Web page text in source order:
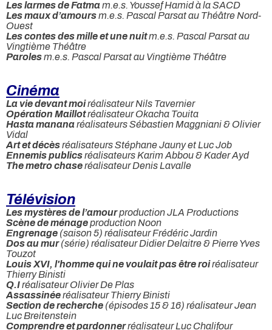
Les larmes de Fatmam.e.s. Youssef Hamid à la SACD
Les maux d’amoursm.e.s. Pascal Parsat au Théâtre Nord-
Ouest
Les contes des mille et une nuitm.e.s. Pascal Parsat au
Vingtième Théâtre
Parolesm.e.s. Pascal Parsat au Vingtième Théâtre
Cinéma
La vie devant moiréalisateur Nils Tavernier
Opération Maillotréalisateur Okacha Touita
Hasta mananaréalisateurs Sébastien Maggniani & Olivier
Vidal
Art et décèsréalisateurs Stéphane Jauny et Luc Job
Ennemis publicsréalisateurs Karim Abbou & Kader Ayd
The metro chaseréalisateur Denis Lavalle
Télévision
Les mystères de l’amourproduction JLA Productions
Scène de ménageproduction Noon
Engrenage (saison 5) réalisateur Frédéric Jardin
Dos au mur(série) réalisateur Didier Delaitre & Pierre Yves
Touzot
Louis XVI, l'homme qui ne voulait pas être roiréalisateur
Thierry Binisti
Q.Iréalisateur Olivier De Plas
Assassinéeréalisateur Thierry Binisti
Section de recherche (épisodes 15 & 16) réalisateur Jean
Luc Breitenstein
Comprendre et pardonnerréalisateur Luc Chalifour